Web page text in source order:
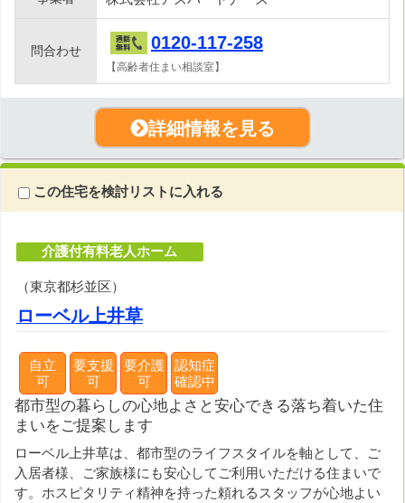
問合わせ 0120-117-258
【高齢者住まい相談室】
詳細情報を見る
この住宅を検討リストに入れる
介護付有料老人ホーム
（東京都杉並区）
ローベル上井草
自立
可
要支援
可
要介護
可
認知症
確認中
都市型の暮らしの心地よさと安心できる落ち着いた住
まいをご提案します
ローベル上井草は、都市型のライフスタイルを軸として、ご
入居者様、ご家族様にも安心してご利用いただける住まいで
す。ホスピタリティ精神を持った頼れるスタッフが心地よい